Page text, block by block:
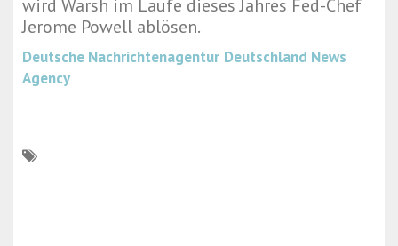
wird Warsh im Laufe dieses Jahres Fed-Chef
Jerome Powell ablösen.
Deutsche Nachrichtenagentur Deutschland News
Agency